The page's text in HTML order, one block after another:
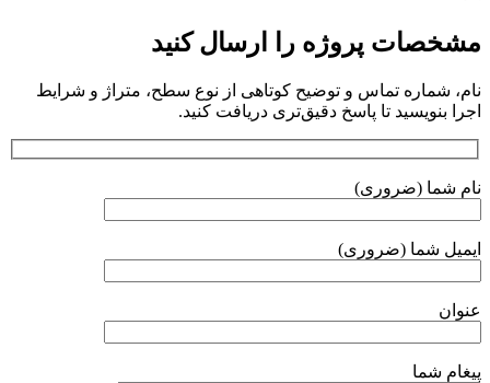
مشخصات پروژه را ارسال کنید
نام، شماره تماس و توضیح کوتاهی از نوع سطح، متراژ و شرایط
اجرا بنویسید تا پاسخ دقیق‌تری دریافت کنید.
نام شما (ضروری)
ایمیل شما (ضروری)
عنوان
پیغام شما